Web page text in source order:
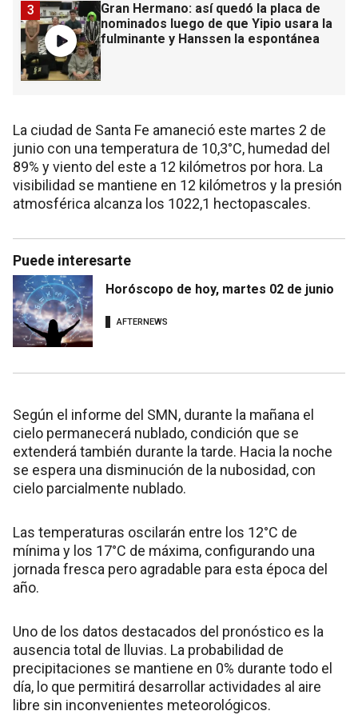
Gran Hermano: así quedó la placa de
nominados luego de que Yipio usara la
fulminante y Hanssen la espontánea
3
La ciudad de Santa Fe amaneció este martes 2 de
junio con una temperatura de 10,3°C, humedad del
89% y viento del este a 12 kilómetros por hora. La
visibilidad se mantiene en 12 kilómetros y la presión
atmosférica alcanza los 1022,1 hectopascales.
Puede interesarte
Horóscopo de hoy, martes 02 de junio
AFTERNEWS
Según el informe del SMN, durante la mañana el
cielo permanecerá nublado, condición que se
extenderá también durante la tarde. Hacia la noche
se espera una disminución de la nubosidad, con
cielo parcialmente nublado.
Las temperaturas oscilarán entre los 12°C de
mínima y los 17°C de máxima, configurando una
jornada fresca pero agradable para esta época del
año.
Uno de los datos destacados del pronóstico es la
ausencia total de lluvias. La probabilidad de
precipitaciones se mantiene en 0% durante todo el
día, lo que permitirá desarrollar actividades al aire
libre sin inconvenientes meteorológicos.